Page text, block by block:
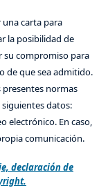
carta para
la posibilidad de
su compromiso para
de que sea admitido.
normas
siguientes datos:
electrónico. En caso,
comunicación.
declaración de